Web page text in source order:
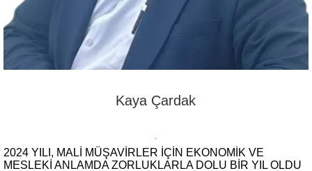
Kaya Çardak
2024 YILI, MALİ MÜŞAVİRLER İÇİN EKONOMİK VE
MESLEKİ ANLAMDA ZORLUKLARLA DOLU BİR YIL OLDU